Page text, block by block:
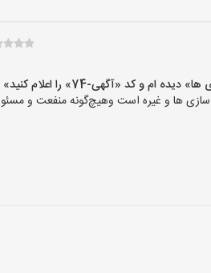
کد «آگهی-74» را اعلام کنید»
ها و غیره است وهیچ‌گونه منفعت و